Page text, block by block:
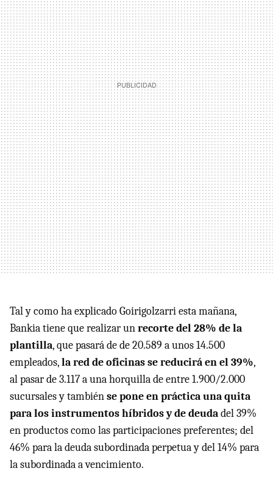
Tal y como ha explicado Goirigolzarri esta mañana,
Bankia tiene que realizar unrecorte del 28% de la
plantilla, que pasará de de 20.589 a unos 14.500
empleados,la red de oficinas se reducirá en el 39%,
al pasar de 3.117 a una horquilla de entre 1.900/2.000
sucursales y tambiénse pone en práctica una quita
para los instrumentos híbridos y de deudadel 39%
en productos como las participaciones preferentes; del
46% para la deuda subordinada perpetua y del 14% para
la subordinada a vencimiento.